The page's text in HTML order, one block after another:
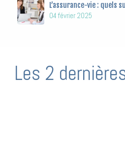
L’assurance-vie : quels
04 février 2025
Les 2